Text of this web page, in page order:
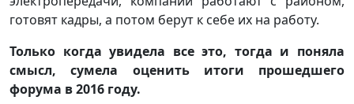
готовят кадры, а потом берут к себе их на работу.
Только когда увидела все это, тогда и поняла
смысл, сумела оценить итоги прошедшего
форума в 2016 году.